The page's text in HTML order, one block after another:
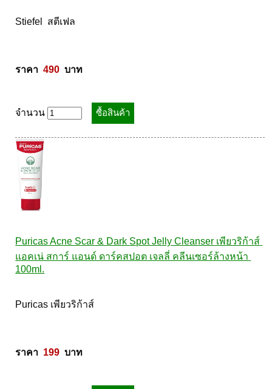
Stiefel  สตีเฟล
ราคา 490
  บาท
จำนวน
Puricas Acne Scar & Dark Spot Jelly Cleanser เพียวริก้าส์
แอคเน่ สการ์ แอนด์ ดาร์คสปอต เจลลี่ คลีนเซอร์ล้างหน้า
100ml.
Puricas เพียวริก้าส์
ราคา 199
  บาท